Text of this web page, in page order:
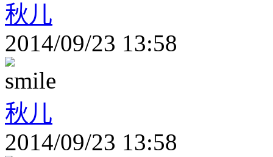
秋儿
2014/09/23 13:58
秋儿
2014/09/23 13:58